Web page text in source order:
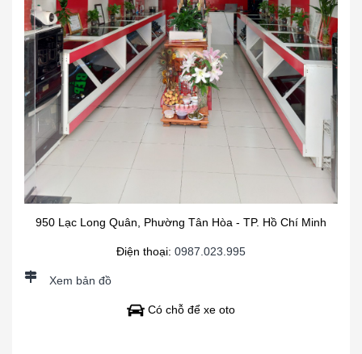
950 Lạc Long Quân, Phường Tân Hòa - TP. Hồ Chí Minh
Điện thoại: 0987.023.995
Xem bản đồ
Có chỗ để xe oto